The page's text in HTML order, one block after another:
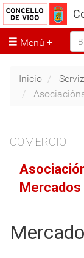
Menú
Inicio
COMERCIO
Mercados